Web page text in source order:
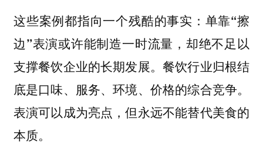
这些案例都指向一个残酷的事实：单靠“擦
边”表演或许能制造一时流量，却绝不足以
支撑餐饮企业的长期发展。餐饮行业归根结
底是口味、服务、环境、价格的综合竞争。
表演可以成为亮点，但永远不能替代美食的
本质。